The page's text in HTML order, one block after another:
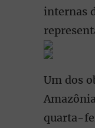
internas
Um dos
quarta-